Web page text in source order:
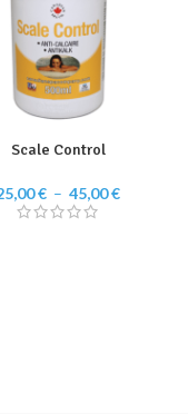
Scale Control
€ – 45,00€Plage